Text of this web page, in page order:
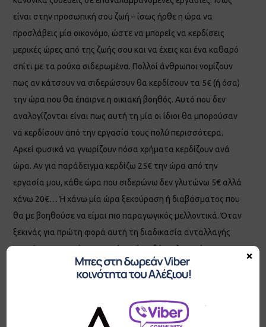
είναι στην προσωπική σου ζωή – ίσως ήρθε η ώρα να
προσλάβεις μία οικονόμο, ώστε να μπορείς να κερδίσεις
μερικές ώρες από της ζωής σου και να έχεις και ένα καθαρό
σπίτι με τα ρούχα σιδερωμένα. Πολλοί άνθρωποι νομίζουν
πως αν κάτσουν να σιδερώσουν θα κερδίσουν τα 5€ (ή όσα)
την ώρα που θα έπαιρνε η οικιακή βοηθός. Αυτό που δεν
αναλογίζονται είναι πως αυτή τη μία οι ίδιοι θα μπορούσαν
να κερδίσουν από την εργασία τους πολύ περισσότερα.
Αρκεί φυσικά να γνωρίζουν πόσα χρήματα κερδίζουν ανά
ώρα. Αν για παράδειγμα κερδίζω 25€ την ώρα από την
εργασία μου, κάθε ώρα που σιδερώνω δεν γλυτώνω 5€ αλλά
χάνω 20€… Ή χάνω μία ώρα ξεκούραση ή διαβάσματος που
θα με βοηθούσε να είμαι πιο παραγωγικός μελλοντικά. Όταν
ξεκινάς για πρώτη φορά αυτή τη διαδικασία ανταλλαγής
χρημάτων για χρόνο, μπορεί να είναι δύσκολη. Υπάρχει μια
αλλαγή νοοτροπίας που συνδέεται με αυτή τη διαδικασία,
και κάθε φορά που επιλέγουμε να αλλάξουμε, μπορεί να
υπάρξει κάποια δυσφορία. Αλλά όσα χρήματα κι αν επιλέξεις
να επενδύσεις, θα δεις οφέλη που είναι ακόμη μεγαλύτερα
×